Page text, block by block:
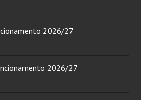
2026/27
2026/27